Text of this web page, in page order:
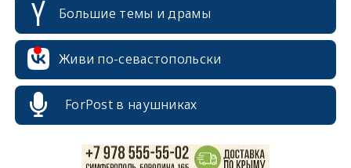
Большие темы и драмы
Живи по-севастопольски
ForPost в наушниках
erid: 2SDnjcrDNw6
erid: 2SDnjdPjgYS